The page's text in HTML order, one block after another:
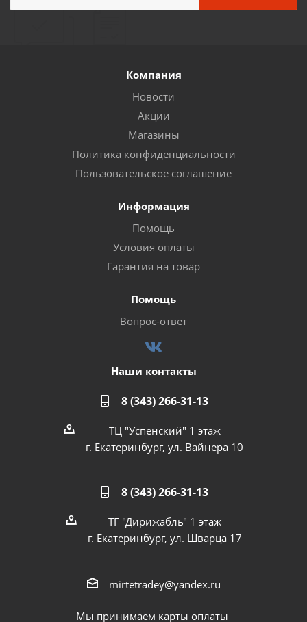
Компания
Новости
Акции
Магазины
Политика конфиденциальности
Пользовательское соглашение
Информация
Помощь
Условия оплаты
Гарантия на товар
Помощь
Вопрос-ответ
Наши контакты
8 (343) 266-31-13
ТЦ "Успенский" 1 этаж
г. Екатеринбург, ул. Вайнера 10
8 (343) 266-31-13
ТГ "Дирижабль" 1 этаж
г. Екатеринбург, ул. Шварца 17
mirtetradey@yandex.ru
Мы принимаем карты оплаты